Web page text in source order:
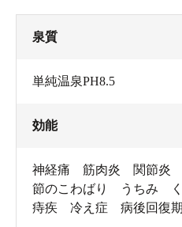
泉質
単純温泉PH8.5
効能
神経痛 筋肉炎 関節炎
節のこわばり うちみ く
痔疾 冷え症 病後回復